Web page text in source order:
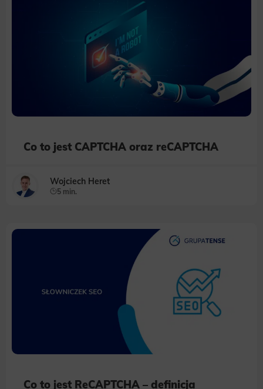
Co to jest CAPTCHA oraz reCAPTCHA
Wojciech Heret
5 min.
Co to jest ReCAPTCHA – definicja